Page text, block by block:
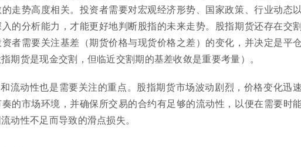
走势高度相关。投资者需要对宏观经济形势、国家政策、行业动态
的分析能力，才能更好地判断股指的未来走势。股指期货还存在交
者需要关注基差（期货价格与现货价格之差）的变化，并决定是平
期货是现金交割，但临近交割期的基差收敛是重要考量）。
流动性也是需要关注的重点。股指期货市场波动剧烈，价格变化迅
的市场环境，并确保所交易的合约有足够的流动性，以便在需要时
动性不足而导致的滑点损失。